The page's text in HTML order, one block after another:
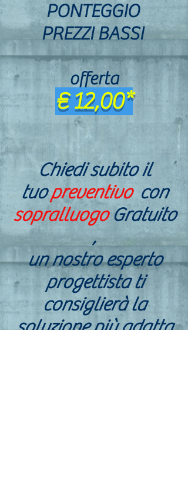
PONTEGGIO
PREZZI BASSI
offerta
€ 12,00*
Chiedi subito il
tuopreventivocon
sopralluogoGratuito
,
un nostro esperto
progettista ti
consiglierà la
soluzione più adatta